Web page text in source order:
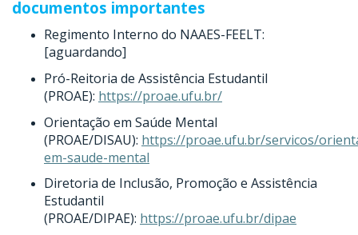
documentos importantes
Regimento Interno do NAAES-FEELT:
[aguardando]
Pró-Reitoria de Assistência Estudantil
(PROAE): https://proae.ufu.br/
Orientação em Saúde Mental
(PROAE/DISAU): https://proae.ufu.br/servicos/
em-saude-mental
Diretoria de Inclusão, Promoção e Assistência
Estudantil
(PROAE/DIPAE): https://proae.ufu.br/dipae